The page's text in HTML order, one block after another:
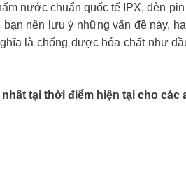
nước chuẩn quốc tế IPX, đèn
nên lưu ý những vấn đề này,
là chống được hóa chất như
tại thời điểm hiện tại cho các